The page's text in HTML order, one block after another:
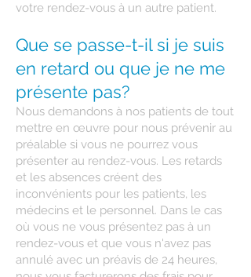
votre rendez-vous à un autre patient.
Que se passe-t-il si je suis
en retard ou que je ne me
présente pas?
Nous demandons à nos patients de tout
mettre en œuvre pour nous prévenir au
préalable si vous ne pourrez vous
présenter au rendez-vous. Les retards
et les absences créent des
inconvénients pour les patients, les
médecins et le personnel. Dans le cas
où vous ne vous présentez pas à un
rendez-vous et que vous n'avez pas
annulé avec un préavis de 24 heures,